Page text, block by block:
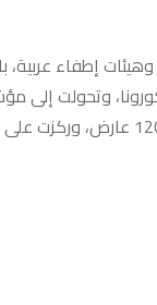
إطفاء
بسبب جائحة